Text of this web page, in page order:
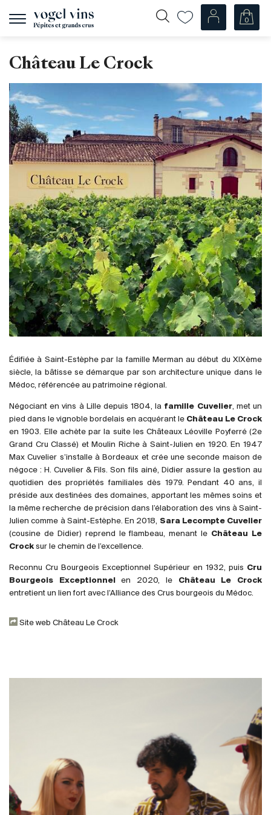
0
Afficher
Champagnes
Vins blancs
Vins rosés
Vins rouges
Spiritueux
Divers
Nos vins par pays
Suisse
France
Italie
Espagne
Afrique du Sud
Argentine
Australie
Autriche
Brésil
États-Unis
Hongrie
Liban
Nouvelle Zélande
Royaume-Uni
Primeurs
Vins Natures
Sans sulfite ajouté
Château Le Crock
Édifiée à Saint-Estèphe par la famille Merman au début du XIXème
siècle, la bâtisse se démarque par son architecture unique dans le
Médoc, référencée au patrimoine régional.
Négociant en vins à Lille depuis 1804, la famille Cuvelier, met un
pied dans le vignoble bordelais en acquérant le Château Le Crock
en 1903. Elle achète par la suite les Châteaux Léoville Poyferré (2e
Grand Cru Classé) et Moulin Riche à Saint-Julien en 1920. En 1947
Max Cuvelier s’installe à Bordeaux et crée une seconde maison de
négoce : H. Cuvelier & Fils. Son fils ainé, Didier assure la gestion au
quotidien des propriétés familiales dès 1979. Pendant 40 ans, il
préside aux destinées des domaines, apportant les mêmes soins et
la même recherche de précision dans l’élaboration des vins à Saint-
Julien comme à Saint-Estèphe. En 2018, Sara Lecompte Cuvelier
(cousine de Didier) reprend le flambeau, menant le Château Le
Crock sur le chemin de l’excellence.
Reconnu Cru Bourgeois Exceptionnel Supérieur en 1932, puis Cru
Bourgeois Exceptionnelen 2020, le Château Le Crock
entretient un lien fort avec l’Alliance des Crus bourgeois du Médoc.
Site web Château Le Crock